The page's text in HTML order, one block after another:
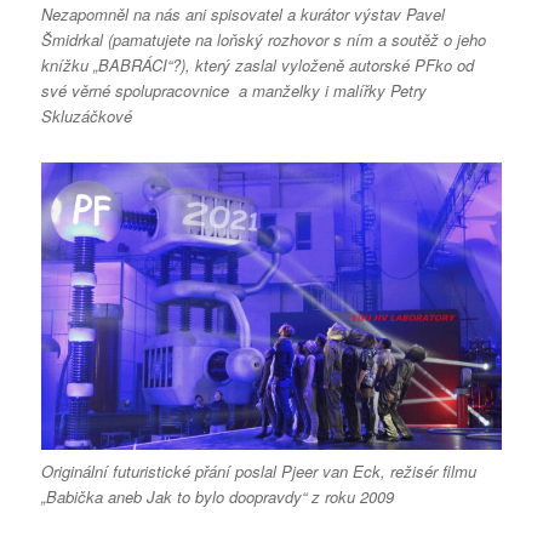
Nezapomněl na nás ani spisovatel a kurátor výstav Pavel
Šmidrkal (pamatujete na loňský rozhovor s ním a soutěž o jeho
knížku „BABRÁCI“?), který zaslal vyloženě autorské PFko od
své věrné spolupracovnice a manželky i malířky Petry
Skluzáčkové
Originální futuristické přání poslal Pjeer van Eck, režisér filmu
„Babička aneb Jak to bylo doopravdy“ z roku 2009